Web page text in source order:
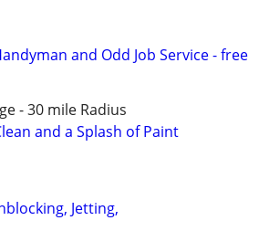
and Odd Job Service - free
- 30 mile Radius
and a Splash of Paint
Jetting,